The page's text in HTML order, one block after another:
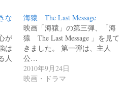
な
が
は
人
海猿 The Last Message
映画「海猿」の第三弾、「海
猿 The Last Message 」を見て
きました。 第一弾は、主人
公…
2010年9月24日
映画・ドラマ